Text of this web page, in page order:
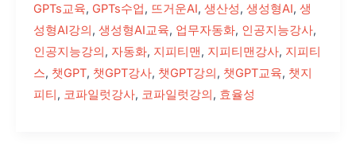
기
GPTs교육, GPTs수업, 뜨거운AI, 생산성, 생성형AI, 생
성형AI강의, 생성형AI교육, 업무자동화, 인공지능강사,
인공지능강의, 자동화, 지피티맨, 지피티맨강사, 지피티
스, 챗GPT, 챗GPT강사, 챗GPT강의, 챗GPT교육, 챗지
피티, 코파일럿강사, 코파일럿강의, 효율성